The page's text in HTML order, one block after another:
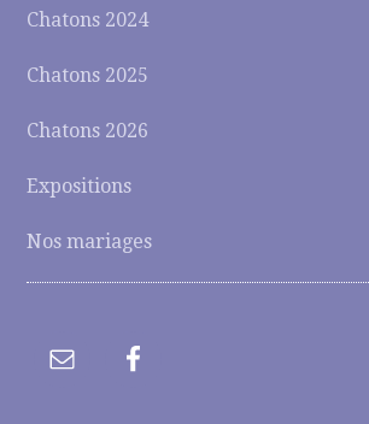
Chatons 2024
Chatons 2025
Chatons 2026
Expositions
Nos mariages